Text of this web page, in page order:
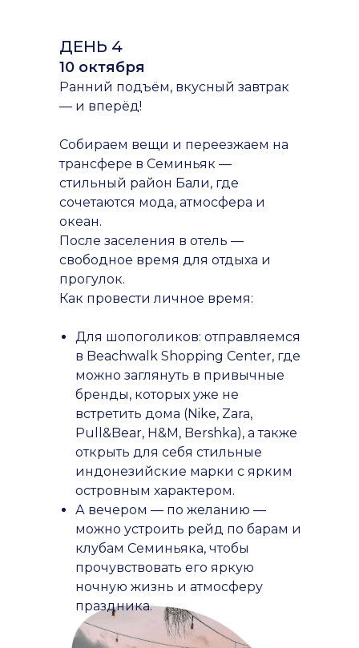
ДЕНЬ 4
10 октября
Ранний подъём, вкусный завтрак
— и вперёд!
Собираем вещи и переезжаем на
трансфере в Семиньяк —
стильный район Бали, где
сочетаются мода, атмосфера и
океан.
После заселения в отель —
свободное время для отдыха и
прогулок.
Как провести личное время:
Для шопоголиков: отправляемся
в Beachwalk Shopping Center, где
можно заглянуть в привычные
бренды, которых уже не
встретить дома (Nike, Zara,
Pull&Bear, H&M, Bershka), а также
открыть для себя стильные
индонезийские марки с ярким
островным характером.
А вечером — по желанию —
можно устроить рейд по барам и
клубам Семиньяка, чтобы
прочувствовать его яркую
ночную жизнь и атмосферу
праздника.